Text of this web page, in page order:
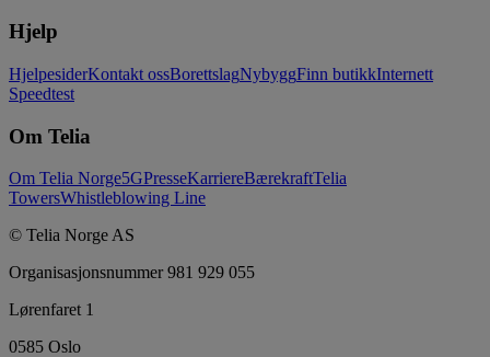
Hjelp
HjelpesiderKontakt ossBorettslagNybyggFinn butikkInternett
Speedtest
Om Telia
Om Telia Norge5GPresseKarriereBærekraftTelia
TowersWhistleblowing Line
© Telia Norge AS
Organisasjonsnummer 981 929 055
Lørenfaret 1
0585 Oslo